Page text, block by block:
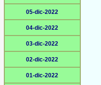
05-dic-2022
04-dic-2022
03-dic-2022
02-dic-2022
01-dic-2022